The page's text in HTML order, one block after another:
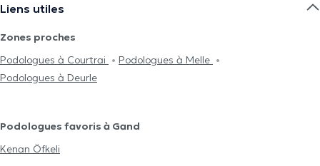
Liens utiles
Zones proches
Podologues à Courtrai
Podologues à Melle
Podologues à Deurle
Podologues favoris à Gand
Kenan Öfkeli